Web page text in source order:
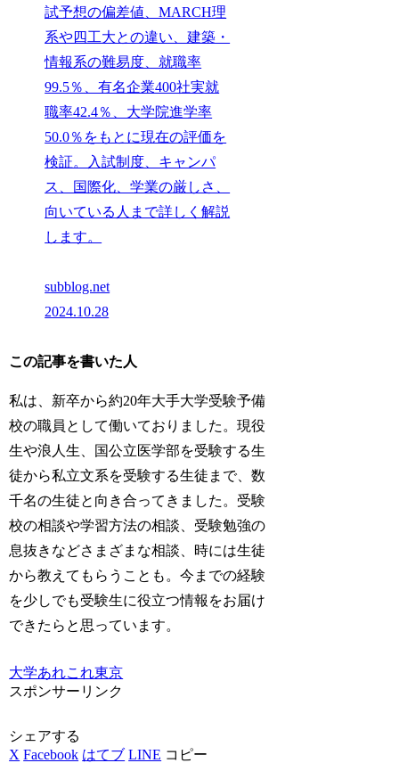
試予想の偏差値、MARCH理
系や四工大との違い、建築・
情報系の難易度、就職率
99.5％、有名企業400社実就
職率42.4％、大学院進学率
50.0％をもとに現在の評価を
検証。入試制度、キャンパ
ス、国際化、学業の厳しさ、
向いている人まで詳しく解説
します。
subblog.net
2024.10.28
この記事を書いた人
私は、新卒から約20年大手大学受験予備
校の職員として働いておりました。現役
生や浪人生、国公立医学部を受験する生
徒から私立文系を受験する生徒まで、数
千名の生徒と向き合ってきました。受験
校の相談や学習方法の相談、受験勉強の
息抜きなどさまざまな相談、時には生徒
から教えてもらうことも。今までの経験
を少しでも受験生に役立つ情報をお届け
できたらと思っています。
大学あれこれ東京
スポンサーリンク
シェアする
X Facebook はてブ LINE コピー